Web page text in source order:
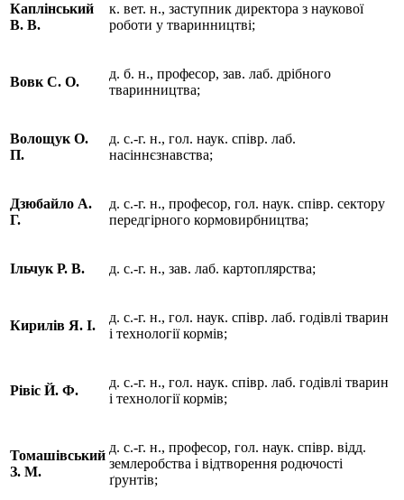
Каплінський
В. В.
к. вет. н., заступник директора з наукової
роботи у тваринництві;
Вовк С. О.
д. б. н., професор, зав. лаб. дрібного
тваринництва;
Волощук О.
П.
д. с.-г. н., гол. наук. співр. лаб.
насіннєзнавства;
Дзюбайло А.
Г.
д. с.-г. н., професор, гол. наук. співр. сектору
передгірного кормовирбництва;
Ільчук Р. В. д. с.-г. н., зав. лаб. картоплярства;
Кирилів Я. І.
д. с.-г. н., гол. наук. співр. лаб. годівлі тварин
і технології кормів;
Рівіс Й. Ф.
д. с.-г. н., гол. наук. співр. лаб. годівлі тварин
і технології кормів;
Томашівський
З. М.
д. с.-г. н., професор, гол. наук. співр. відд.
землеробства і відтворення родючості
ґрунтів;